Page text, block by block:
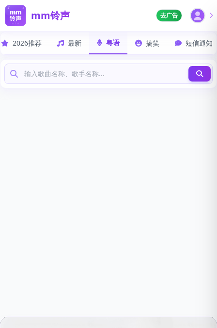
mm铃声 去广告
2026推荐 最新 粤语 搞笑 短信通知